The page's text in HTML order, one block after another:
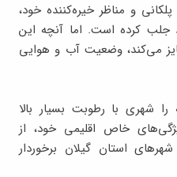
و مناظر خیره‌کننده خود،
جلب کرده است. اما آنچه این
می‌کند، وضعیت آب و هوایی
شهری با رطوبت بسیار بالا
خاص اقلیمی خود، از
استان گیلان برخوردار